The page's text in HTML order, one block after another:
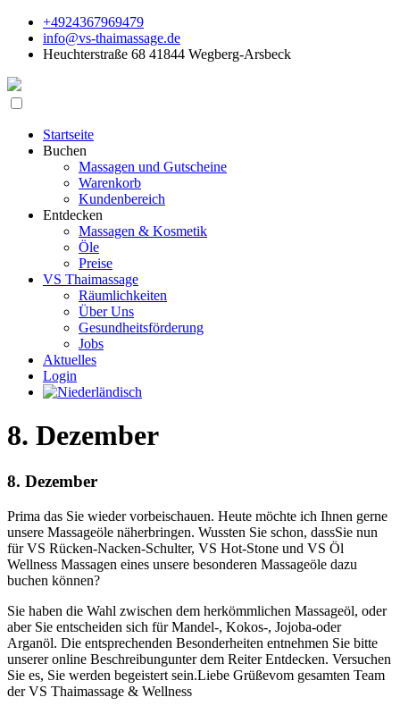
+4924367969479
info@vs-thaimassage.de
Heuchterstraße 68 41844 Wegberg-Arsbeck
Startseite
Buchen
Massagen und Gutscheine
Warenkorb
Kundenbereich
Entdecken
Massagen & Kosmetik
Öle
Preise
VS Thaimassage
Räumlichkeiten
Über Uns
Gesundheitsförderung
Jobs
Aktuelles
Login
8. Dezember
8. Dezember
Prima das Sie wieder vorbeischauen. Heute möchte ich Ihnen gerne
unsere Massageöle näherbringen. Wussten Sie schon, dassSie nun
für VS Rücken-Nacken-Schulter, VS Hot-Stone und VS Öl
Wellness Massagen eines unsere besonderen Massageöle dazu
buchen können?
Sie haben die Wahl zwischen dem herkömmlichen Massageöl, oder
aber Sie entscheiden sich für Mandel-, Kokos-, Jojoba-oder
Arganöl. Die entsprechenden Besonderheiten entnehmen Sie bitte
unserer online Beschreibungunter dem Reiter Entdecken. Versuchen
Sie es, Sie werden begeistert sein.Liebe Grüßevom gesamten Team
der VS Thaimassage & Wellness